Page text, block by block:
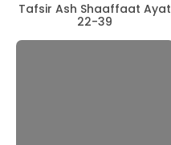
Tafsir Ash Shaaffaat Ayat
22-39